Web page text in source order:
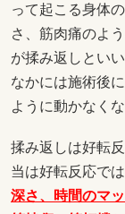
って起こる身体
さ、筋肉痛のよ
が揉み返しといい
なかには施術後
ように動かなく
揉み返しは好転
当は好転反応では
深さ、時間のマ